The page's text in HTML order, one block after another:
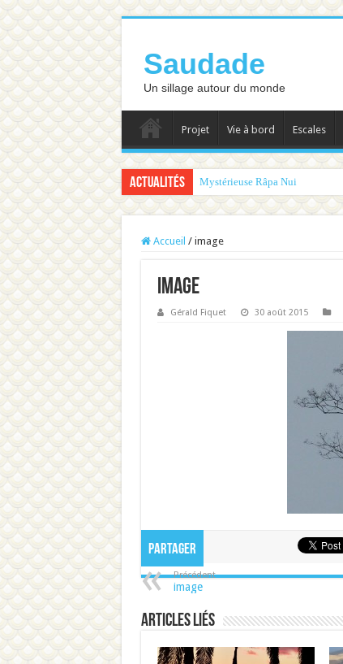
Saudade
Un sillage autour du monde
Projet Vie à bord Escales
Actualités Mystérieuse Râpa Nui
Accueil / image
image
Gérald Fiquet 30 août 2015
Partager
Précédent
image
Articles liés